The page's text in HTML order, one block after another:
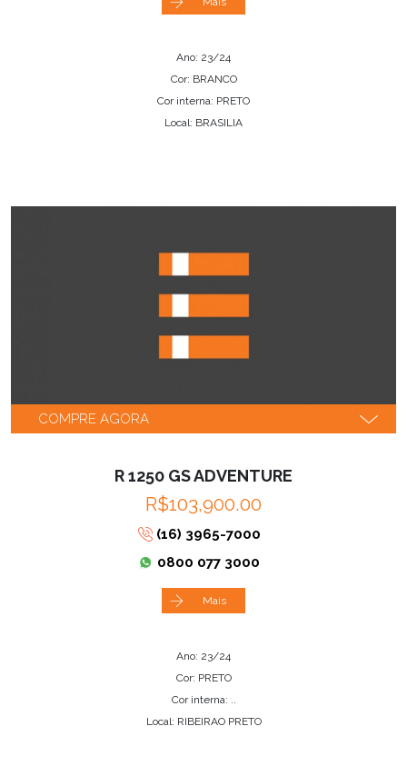
Ano: 23/24
Cor: BRANCO
Cor interna: PRETO
Local: BRASILIA
COMPRE AGORA
R 1250 GS ADVENTURE
R$103,900.00
(16) 3965-7000
0800 077 3000
Mais
Ano: 23/24
Cor: PRETO
Cor interna: ..
Local: RIBEIRAO PRETO